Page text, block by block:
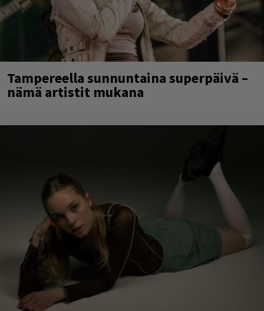
Tampereella sunnuntaina superpäivä –
nämä artistit mukana